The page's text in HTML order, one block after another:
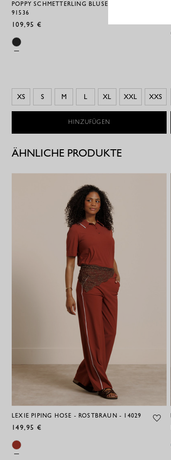
POPPY SCHMETTERLING BLUSE - SCHWARZ -
91536
109,95 €
XS S M L XL XXL XXS
HINZUFÜGEN
ÄHNLICHE PRODUKTE
LEXIE PIPING HOSE - ROSTBRAUN - 14029
149,95 €